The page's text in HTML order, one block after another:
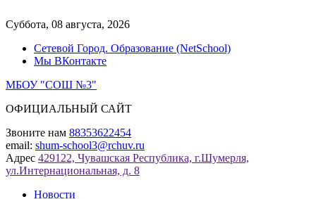
к
Суббота, 08 августа, 2026
Сетевой Город. Образование (NetSchool)
Мы ВКонтакте
МБОУ "СОШ №3"
ОФИЦИАЛЬНЫЙ САЙТ
Звоните нам 88353622454
email: shum-school3@rchuv.ru
Адрес 429122, Чувашская Республика, г.Шумерля,
ул.Интернациональная, д. 8
Новости